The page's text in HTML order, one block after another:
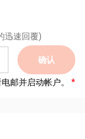
迅速回覆)
确认
邮并启动帐户。